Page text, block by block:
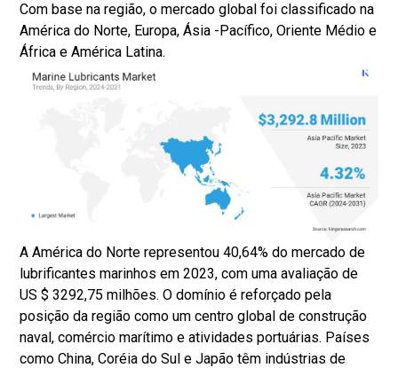
Com base na região, o mercado global foi classificado na
América do Norte, Europa, Ásia -Pacífico, Oriente Médio e
África e América Latina.
A América do Norte representou 40,64% do mercado de
lubrificantes marinhos em 2023, com uma avaliação de
US $ 3292,75 milhões. O domínio é reforçado pela
posição da região como um centro global de construção
naval, comércio marítimo e atividades portuárias. Países
como China, Coréia do Sul e Japão têm indústrias de